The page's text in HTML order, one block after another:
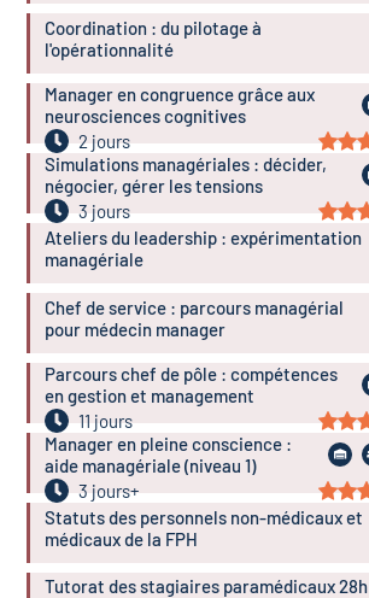
Coordination : du pilotage à
l'opérationnalité
Manager en congruence grâce aux
neurosciences cognitives
2 jours
Simulations managériales : décider,
négocier, gérer les tensions
3 jours
Ateliers du leadership : expérimentation
managériale
Chef de service : parcours managérial
pour médecin manager
Parcours chef de pôle : compétences
en gestion et management
11 jours
Manager en pleine conscience :
aide managériale (niveau 1)
3 jours+
Statuts des personnels non-médicaux et
médicaux de la FPH
Tutorat des stagiaires paramédicaux 28h